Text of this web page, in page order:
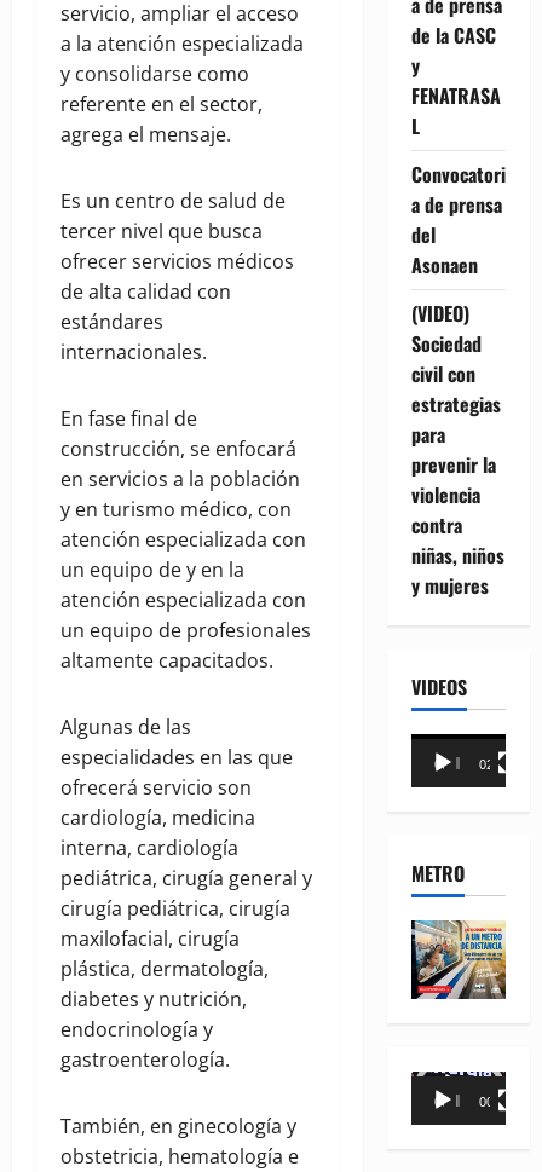
servicio, ampliar el acceso
a la atención especializada
y consolidarse como
referente en el sector,
agrega el mensaje.
Es un centro de salud de
tercer nivel que busca
ofrecer servicios médicos
de alta calidad con
estándares
internacionales.
En fase final de
construcción, se enfocará
en servicios a la población
y en turismo médico, con
atención especializada con
un equipo de y en la
atención especializada con
un equipo de profesionales
altamente capacitados.
Algunas de las
especialidades en las que
ofrecerá servicio son
cardiología, medicina
interna, cardiología
pediátrica, cirugía general y
cirugía pediátrica, cirugía
maxilofacial, cirugía
plástica, dermatología,
diabetes y nutrición,
endocrinología y
gastroenterología.
También, en ginecología y
obstetricia, hematología e
de la CASC
y
FENATRASA
L
Convocatori
a de prensa
del
Asonaen
(VIDEO)
Sociedad
civil con
estrategias
para
prevenir la
violencia
contra
niñas, niños
y mujeres
VIDEOS
Reproductor
00:00 02:18
METRO
Reproductor
00:00 00:35